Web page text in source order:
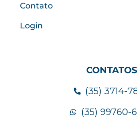
Contato
Login
CONTATOS
(35) 3714-
(35) 99760-